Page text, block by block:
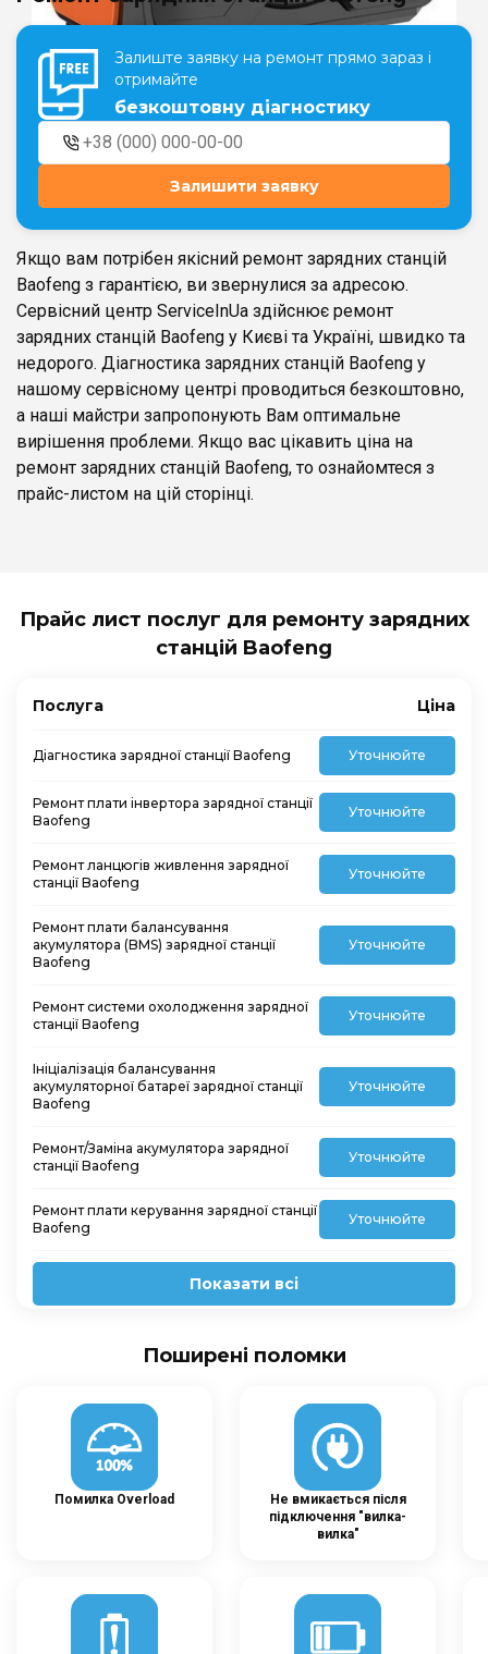
Театральна
м. Київ, вул. Хрещатик 44-A м. Київ, вул. Анни Ахматової, 30
Оболонь
м. Київ, ТЦ LAKE PLAZA, вул. Героїв
полку “Азов”, 12
Дарниця
м. Київ, Комфорт Таун, вул.
Березнева, 16, корпус 3
Залиште заявку на ремонт прямо зараз і
отримайте
безкоштовну діагностику
Залишити заявку
Якщо вам потрібен якісний ремонт зарядних станцій
Baofeng з гарантією, ви звернулися за адресою.
Сервісний центр ServiceInUa здійснює ремонт
зарядних станцій Baofeng у Києві та Україні, швидко та
недорого. Діагностика зарядних станцій Baofeng у
нашому сервісному центрі проводиться безкоштовно,
а наші майстри запропонують Вам оптимальне
вирішення проблеми. Якщо вас цікавить ціна на
ремонт зарядних станцій Baofeng, то ознайомтеся з
прайс-листом на цій сторінці.
Прайс лист послуг для ремонту зарядних
станцій Baofeng
Послуга Ціна
Діагностика зарядної станції Baofeng Уточнюйте
Ремонт плати інвертора зарядної станції
Baofeng
Уточнюйте
Ремонт ланцюгів живлення зарядної
станції Baofeng
Уточнюйте
Ремонт плати балансування
акумулятора (BMS) зарядної станції
Baofeng
Уточнюйте
Ремонт системи охолодження зарядної
станції Baofeng
Уточнюйте
Ініціалізація балансування
акумуляторної батареї зарядної станції
Baofeng
Уточнюйте
Ремонт/Заміна акумулятора зарядної
станції Baofeng
Уточнюйте
Ремонт плати керування зарядної станції
Baofeng
Уточнюйте
Показати всі
Поширені поломки
Помилка Overload
Не вмикається після
підключення "вилка-
вилка"